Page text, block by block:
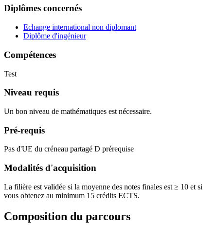
Diplômes concernés
Echange international non diplomant
Diplôme d'ingénieur
Compétences
Test
Niveau requis
Un bon niveau de mathématiques est nécessaire.
Pré-requis
Pas d'UE du créneau partagé D prérequise
Modalités d'acquisition
La filière est validée si la moyenne des notes finales est ≥ 10 et si
vous obtenez au minimum 15 crédits ECTS.
Composition du parcours